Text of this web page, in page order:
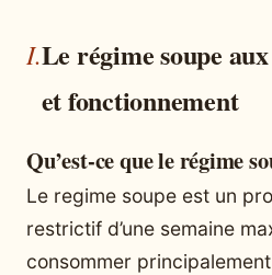
Le régime soupe
et fonctionnement
Qu’est-ce que le régime
Le regime soupe est un
restrictif d’une semaine
consommer